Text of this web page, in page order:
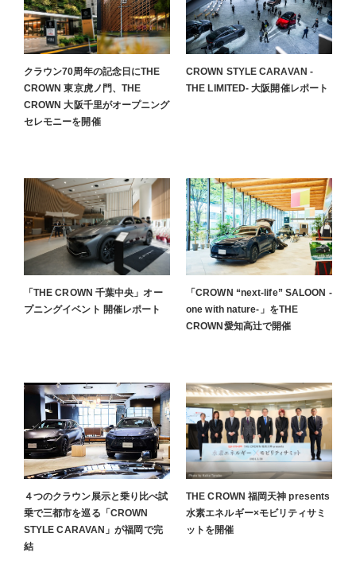
クラウン70周年の記念日にTHE
CROWN 東京虎ノ門、THE
CROWN 大阪千里がオープニング
セレモニーを開催
CROWN STYLE CARAVAN -
THE LIMITED- 大阪開催レポート
「THE CROWN 千葉中央」オー
プニングイベント 開催レポート
「CROWN “next-life” SALOON -
one with nature-」をTHE
CROWN愛知高辻で開催
４つのクラウン展示と乗り比べ試
乗で三都市を巡る「CROWN
STYLE CARAVAN」が福岡で完
結
THE CROWN 福岡天神 presents
水素エネルギー×モビリティサミ
ットを開催